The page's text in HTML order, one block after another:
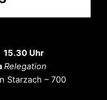
15.30 Uhr
Relegation
Starzach – 700